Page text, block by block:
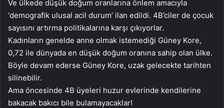
Ve ülkede düşük doğum oranlarına önlem amacıyla
‘demografik ulusal acil durum’ ilan edildi. 4B’ciler de çocuk
sayısını artırma politikalarına karşı çıkıyorlar.
Kadınların genelde anne olmak istemediği Güney Kore,
0,72 ile dünyada en düşük doğum oranına sahip olan ülke.
Böyle devam ederse Güney Kore, uzak gelecekte tarihten
silinebilir.
Ama öncesinde 4B üyeleri huzur evlerinde kendilerine
bakacak bakıcı bile bulamayacaklar!